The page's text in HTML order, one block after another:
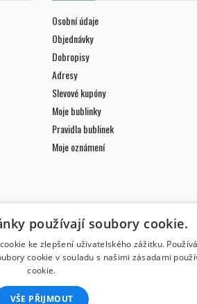
Osobní údaje
Objednávky
Dobropisy
Adresy
Slevové kupóny
Moje bublinky
Pravidla bublinek
Moje oznámení
používají soubory cookie.
ke zlepšení uživatelského zážitku.
cookie v souladu s našimi zásadami
cookie.
VŠE PŘIJMOUT